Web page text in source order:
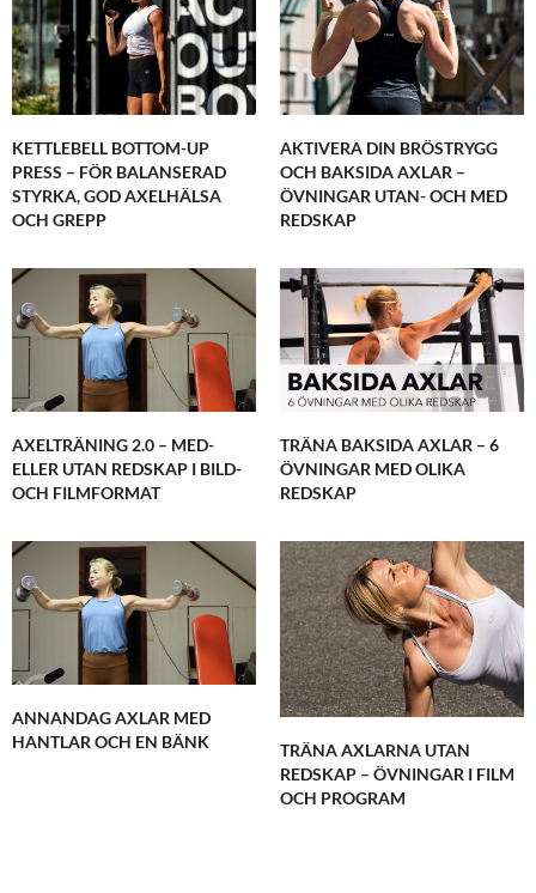
KETTLEBELL BOTTOM-UP
PRESS – FÖR BALANSERAD
STYRKA, GOD AXELHÄLSA
OCH GREPP
AKTIVERA DIN BRÖSTRYGG
OCH BAKSIDA AXLAR –
ÖVNINGAR UTAN- OCH MED
REDSKAP
AXELTRÄNING 2.0 – MED-
ELLER UTAN REDSKAP I BILD-
OCH FILMFORMAT
TRÄNA BAKSIDA AXLAR – 6
ÖVNINGAR MED OLIKA
REDSKAP
ANNANDAG AXLAR MED
HANTLAR OCH EN BÄNK
TRÄNA AXLARNA UTAN
REDSKAP – ÖVNINGAR I FILM
OCH PROGRAM